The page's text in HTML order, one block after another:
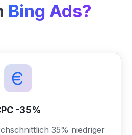
Bing Ads?
-35%
35% niedriger